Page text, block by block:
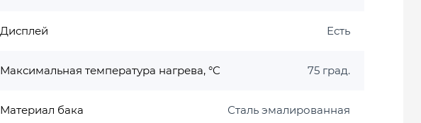
Дисплей Есть
Максимальная температура нагрева, °C 75 град.
Материал бака Сталь эмалированная